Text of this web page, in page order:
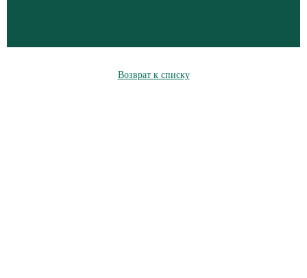
Возврат к списку